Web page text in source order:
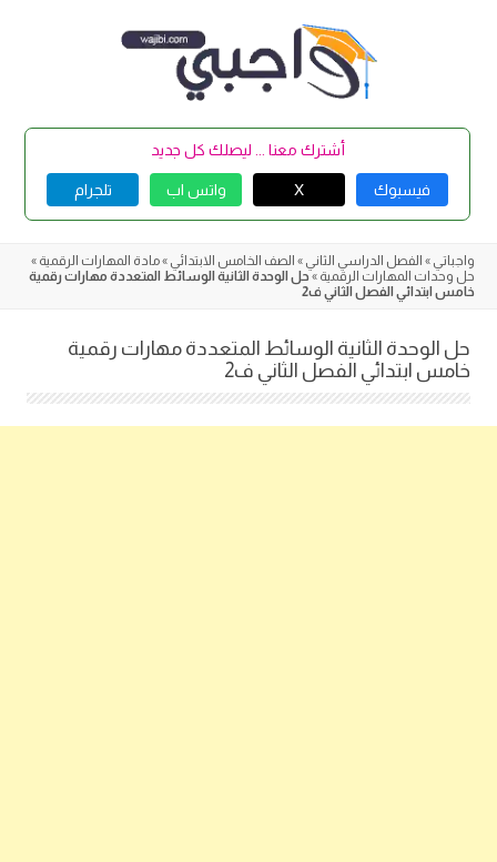
أشترك معنا ... ليصلك كل جديد
فيسبوك X واتس اب تلجرام
واجباتي » الفصل الدراسي الثاني » الصف الخامس الابتدائي »مادة المهارات الرقمية »
حل وحدات المهارات الرقمية » حل الوحدة الثانية الوسائط المتعددة مهارات رقمية
خامس ابتدائي الفصل الثاني ف2
حل الوحدة الثانية الوسائط المتعددة مهارات رقمية
خامس ابتدائي الفصل الثاني ف2